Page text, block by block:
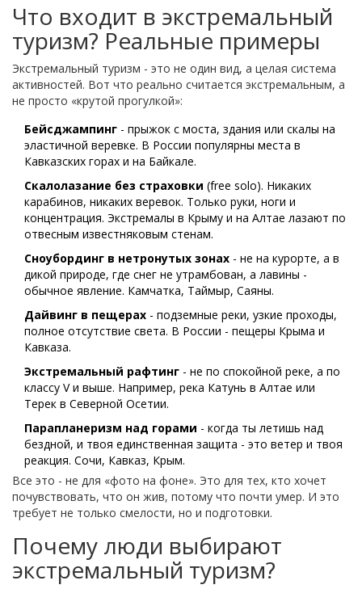
Что входит в экстремальный
туризм? Реальные примеры
Экстремальный туризм - это не один вид, а целая система
активностей. Вот что реально считается экстремальным, а
не просто «крутой прогулкой»:
Бейсджампинг - прыжок с моста, здания или скалы на
эластичной веревке. В России популярны места в
Кавказских горах и на Байкале.
Скалолазание без страховки (free solo). Никаких
карабинов, никаких веревок. Только руки, ноги и
концентрация. Экстремалы в Крыму и на Алтае лазают по
отвесным известняковым стенам.
Сноубординг в нетронутых зонах - не на курорте, а в
дикой природе, где снег не утрамбован, а лавины -
обычное явление. Камчатка, Таймыр, Саяны.
Дайвинг в пещерах - подземные реки, узкие проходы,
полное отсутствие света. В России - пещеры Крыма и
Кавказа.
Экстремальный рафтинг - не по спокойной реке, а по
классу V и выше. Например, река Катунь в Алтае или
Терек в Северной Осетии.
Парапланеризм над горами - когда ты летишь над
бездной, и твоя единственная защита - это ветер и твоя
реакция. Сочи, Кавказ, Крым.
Все это - не для «фото на фоне». Это для тех, кто хочет
почувствовать, что он жив, потому что почти умер. И это
требует не только смелости, но и подготовки.
Почему люди выбирают
экстремальный туризм?